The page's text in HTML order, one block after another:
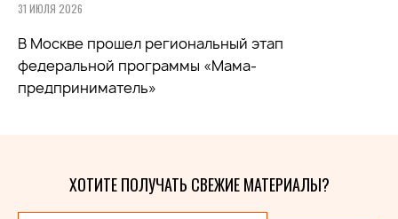
31 ИЮЛЯ 2026
В Москве прошел региональный этап
федеральной программы «Мама-
предприниматель»
ХОТИТЕ ПОЛУЧАТЬ СВЕЖИЕ МАТЕРИАЛЫ?